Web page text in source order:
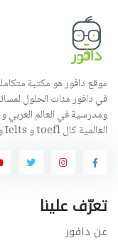
موقع دافور هو مكتبة
في دافور مئات الحلول
ومدرسية في العالم العربي
العالمية كال toefl و Ielts و SAT وغيرها الكثير.
تعرّف علينا
عن دافور